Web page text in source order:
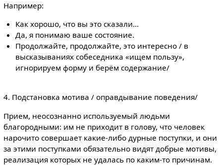
Например:
Как хорошо, что вы это сказали…
Да, я понимаю ваше состояние.
Продолжайте, продолжайте, это интересно / в
высказываниях собеседника «ищем пользу»,
игнорируем форму и берём содержание/
4. Подстановка мотива / оправдывание поведения/
Прием, неосознанно используемый людьми
благородными: им не приходит в голову, что человек
нарочито совершает какие-либо дурные поступки, и они
за этими поступками обязательно видят добрые мотивы,
реализация которых не удалась по каким-то причинам.